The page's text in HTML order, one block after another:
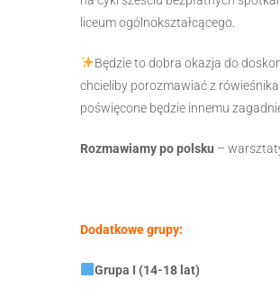
liceum ogólnokształcącego.
Będzie to dobra okazja do
chcieliby porozmawiać z
poświęcone będzie innemu
Rozmawiamy po polsku –
Dodatkowe grupy:
Grupa I (14-18 lat)